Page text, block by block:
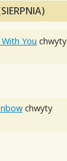
You chwyty
chwyty